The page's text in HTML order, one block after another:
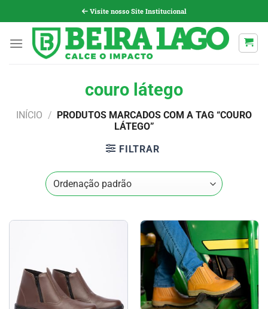
para
conteúdo
Visite nosso Site Institucional
couro látego
INÍCIO /
PRODUTOS MARCADOS COM A TAG “COURO
LÁTEGO”
FILTRAR